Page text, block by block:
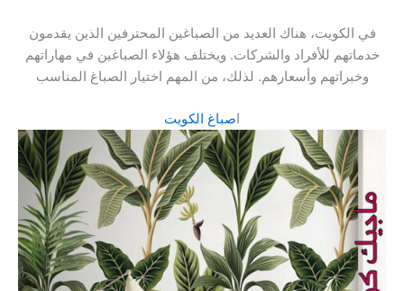
في الكويت، هناك العديد من الصباغين المحترفين الذين يقدمون
خدماتهم للأفراد والشركات. ويختلف هؤلاء الصباغين في مهاراتهم
وخبراتهم وأسعارهم. لذلك، من المهم اختيار الصباغ المناسب
صباغ الكويت